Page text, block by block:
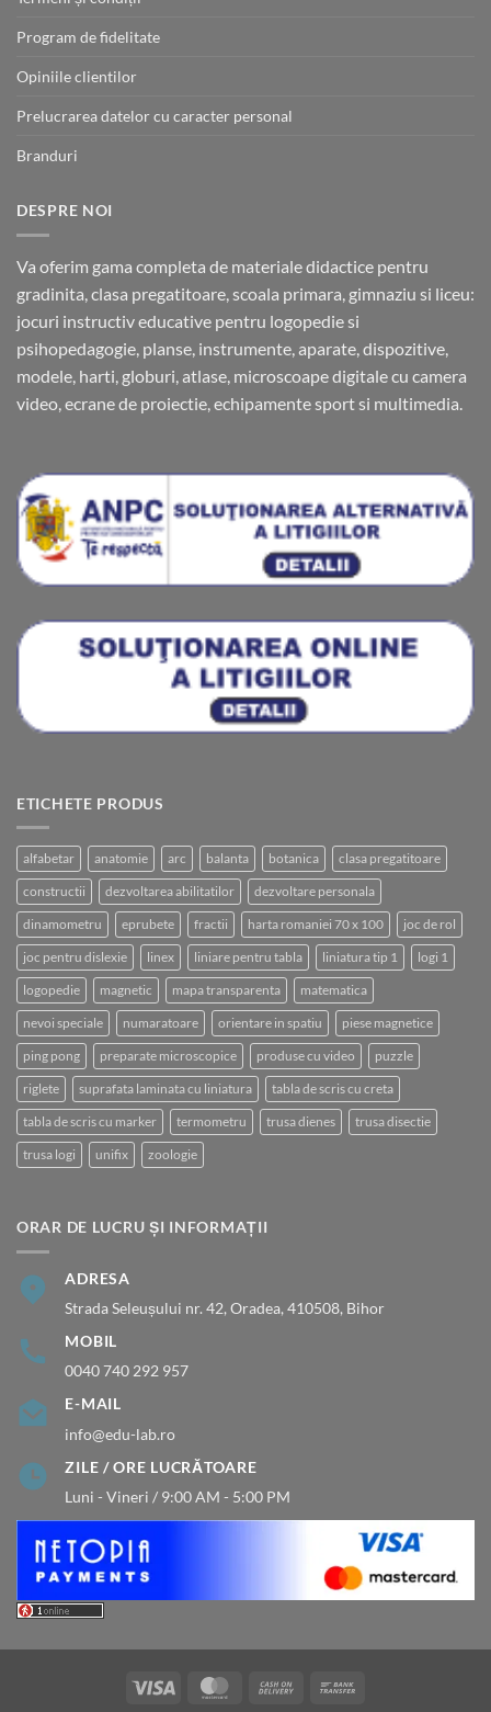
Program de fidelitate
Opiniile clientilor
Prelucrarea datelor cu caracter personal
Branduri
DESPRE NOI
Va oferim gama completa de materiale didactice pentru
gradinita, clasa pregatitoare, scoala primara, gimnaziu si liceu:
jocuri instructiv educative pentru logopedie si
psihopedagogie, planse, instrumente, aparate, dispozitive,
modele, harti, globuri, atlase, microscoape digitale cu camera
video, ecrane de proiectie, echipamente sport si multimedia.
ETICHETE PRODUS
alfabetar anatomie arc balanta botanica clasa pregatitoare
constructii dezvoltarea abilitatilor dezvoltare personala
dinamometru eprubete fractii harta romaniei 70 x 100 joc de rol
joc pentru dislexie linex liniare pentru tabla liniatura tip 1 logi 1
logopedie magnetic mapa transparenta matematica
nevoi speciale numaratoare orientare in spatiu piese magnetice
ping pong preparate microscopice produse cu video puzzle
riglete suprafata laminata cu liniatura tabla de scris cu creta
tabla de scris cu marker termometru trusa dienes trusa disectie
trusa logi unifix zoologie
ORAR DE LUCRU ȘI INFORMAȚII
ADRESA
Strada Seleușului nr. 42, Oradea, 410508, Bihor
MOBIL
0040 740 292 957
E-MAIL
info@edu-lab.ro
ZILE / ORE LUCRĂTOARE
Luni - Vineri / 9:00 AM - 5:00 PM
Visa MasterCardCash